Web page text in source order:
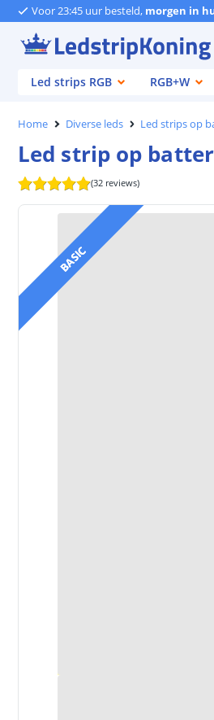
Voor 23:45 uur besteld, morgen in
Led strips RGB
RGB+W
Home Diverse leds Led strips op
Led strip op
(32 reviews)
BASIC